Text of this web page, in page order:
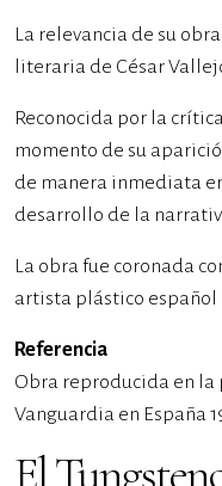
La relevancia de su
literaria de César
Reconocida por la
momento de su
de manera inmediata
desarrollo de la
La obra fue coronada
artista plástico español
Referencia
Obra reproducida en la
Vanguardia en España
El